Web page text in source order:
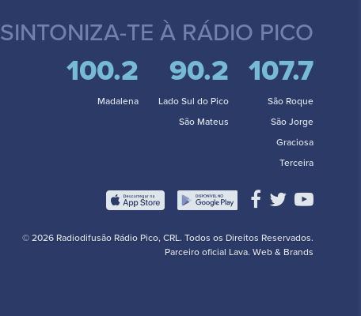
SINTONIZA-TE À RÁDIO PICO
100.2
Madalena
90.2
Lado Sul do Pico
São Mateus
107.7
São Roque
São Jorge
Graciosa
Terceira
© 2026 Radiodifusão Rádio Pico, CRL. Todos os Direitos Reservados.
Parceiro oficial Lava. Web & Brands